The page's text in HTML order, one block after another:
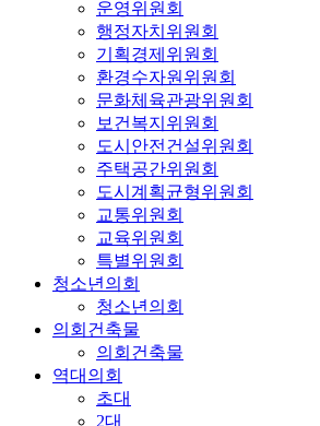
운영위원회
행정자치위원회
기획경제위원회
환경수자원위원회
문화체육관광위원회
보건복지위원회
도시안전건설위원회
주택공간위원회
도시계획균형위원회
교통위원회
교육위원회
특별위원회
청소년의회
청소년의회
의회건축물
의회건축물
역대의회
초대
2대